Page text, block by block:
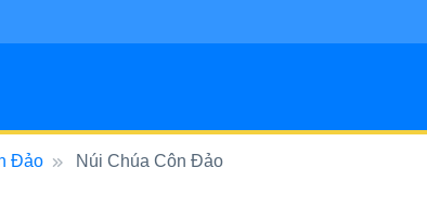
29
Bắc
Đảo Núi Chúa Côn Đảo